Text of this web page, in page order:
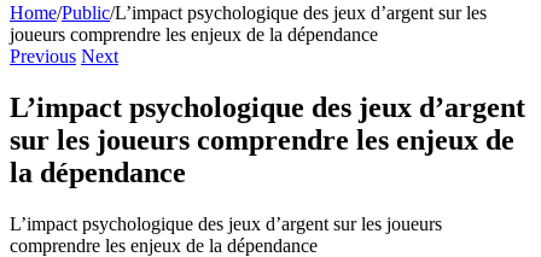
Home/Public/L’impact psychologique des jeux d’argent sur les
joueurs comprendre les enjeux de la dépendance
Previous Next
L’impact psychologique des jeux d’argent
sur les joueurs comprendre les enjeux de
la dépendance
L’impact psychologique des jeux d’argent sur les joueurs
comprendre les enjeux de la dépendance